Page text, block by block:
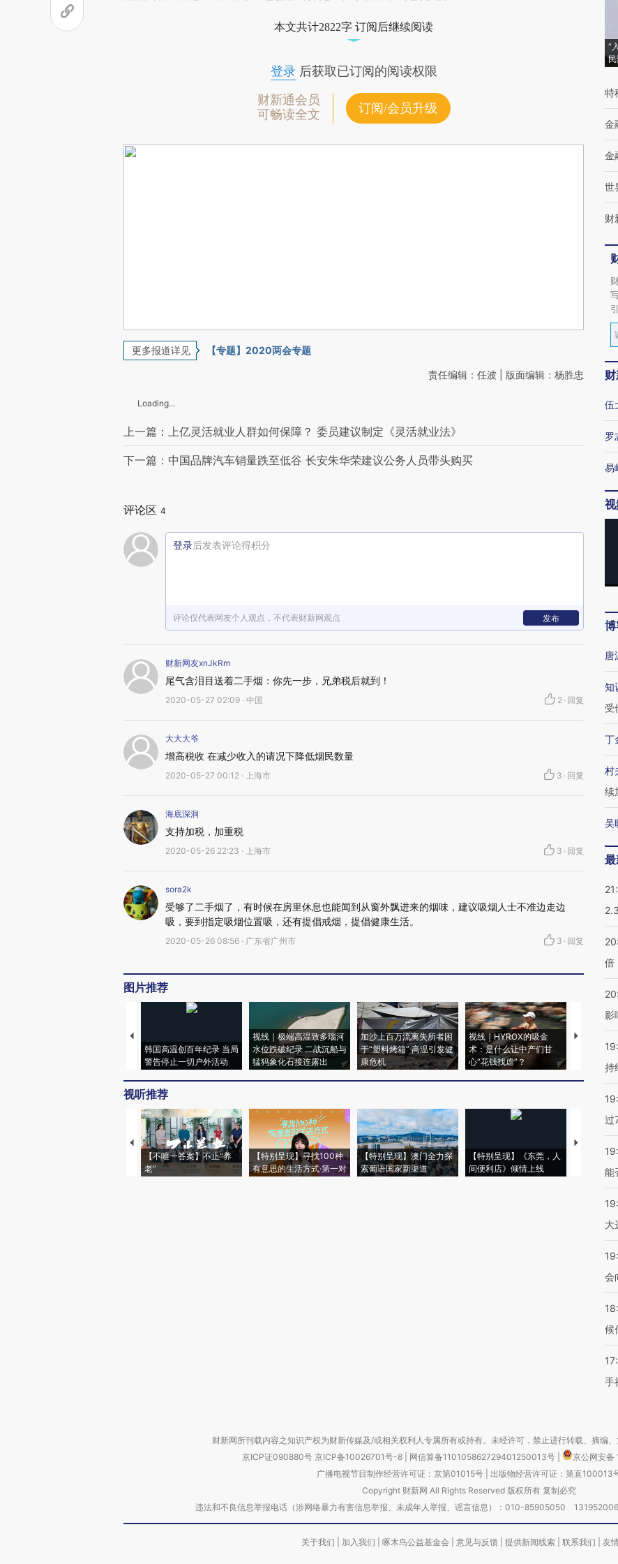
本文共计2822字 订阅后继续阅读
登录后获取已订阅的阅读权限
财新通会员
可畅读全文
订阅/会员升级
更多报道详见 【专题】2020两会专题
责任编辑：任波 | 版面编辑：杨胜忠
Loading...
上一篇：上亿灵活就业人群如何保障？ 委员建议制定《灵活就业法》
下一篇：中国品牌汽车销量跌至低谷 长安朱华荣建议公务人员带头购买
评论区 4
登录后发表评论得积分
评论仅代表网友个人观点，不代表财新网观点 发布
财新网友xnJkRm
尾气含泪目送着二手烟：你先一步，兄弟税后就到！
2020-05-27 02:09 · 中国 2 · 回复
大大大爷
增高税收 在减少收入的请况下降低烟民数量
2020-05-27 00:12 · 上海市 3 · 回复
海底深洞
支持加税，加重税
2020-05-26 22:23 · 上海市 3 · 回复
sora2k
受够了二手烟了，有时候在房里休息也能闻到从窗外飘进来的烟味，建议吸烟人士不准边走边
吸，要到指定吸烟位置吸，还有提倡戒烟，提倡健康生活。
2020-05-26 08:56 · 广东省广州市 3 · 回复
图片推荐
韩国高温创百年纪录 当局
警告停止一切户外活动
视线｜极端高温致多瑙河
水位跌破纪录 二战沉船与
猛犸象化石接连露出
加沙上百万流离失所者困
于“塑料烤箱” 高温引发健
康危机
视线｜HYROX的吸金
术：是什么让中产们甘
心“花钱找虐”？
马航飞行
粒摇头丸
视听推荐
【不唯一答案】不止“养
老”
【特别呈现】寻找100种
有意思的生活方式·第一对
【特别呈现】澳门全力探
索葡语国家新渠道
【特别呈现】《东莞，人
间便利店》倾情上线
【推广】
会，让数
“
特
金
金
世
财
伍
罗
易
唐
知
受
丁
村
续
吴
倍
影
持
过
能
大
会
候
手
财新网所刊载内容之知识产权为财新传媒及/或相关权利人专属所有或持有。未经许可，禁止进行转载、摘编、
京ICP证090880号 京ICP备10026701号-8 网信算备110105862729401250013号
京公网安
广播电视节目制作经营许可证：京第01015号| 出版物经营许可证：第直100013
Copyright 财新网 All Rights Reserved 版权所有 复制必究
违法和不良信息举报电话（涉网络暴力有害信息举报、未成年人举报、谣言信息）：010-85905050
关于我们 加入我们 啄木鸟公益基金会 意见与反馈 提供新闻线索 联系我们 友